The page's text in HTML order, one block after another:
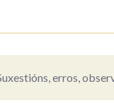
erros,